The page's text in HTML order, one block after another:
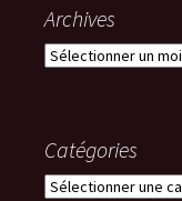
Archives
Archives
Catégories
Catégories